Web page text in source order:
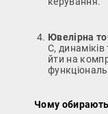
Ювелірна
C,
йти на
Чому